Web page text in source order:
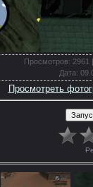
Просмотров: 2961 |
Дата:
Просмотреть